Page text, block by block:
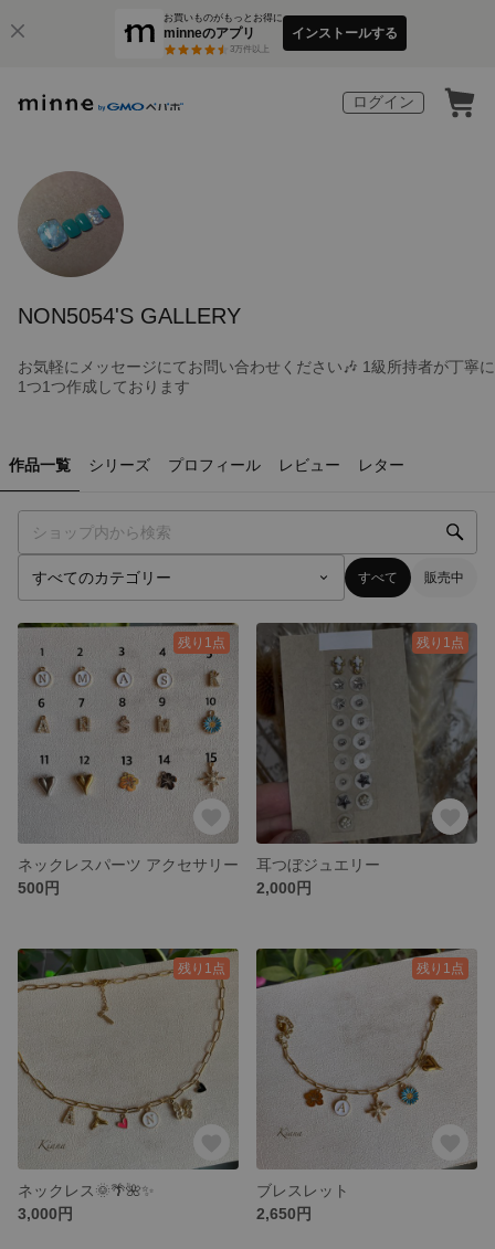
お買いものがもっとお得に
minneのアプリ
3万件以上
インストールする
ログイン
NON5054'S GALLERY
お気軽にメッセージにてお問い合わせください🎶 1級所持者が丁寧に
1つ1つ作成しております
作品一覧 シリーズ プロフィール レビュー レター
すべて 販売中
残り1点
ネックレスパーツ アクセサリー
500円
残り1点
耳つぼジュエリー
2,000円
残り1点
ネックレス🌞🌴🌺✨
3,000円
残り1点
ブレスレット
2,650円